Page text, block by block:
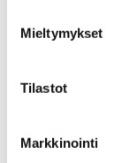
Mieltymykset
Tilastot
Markkinointi